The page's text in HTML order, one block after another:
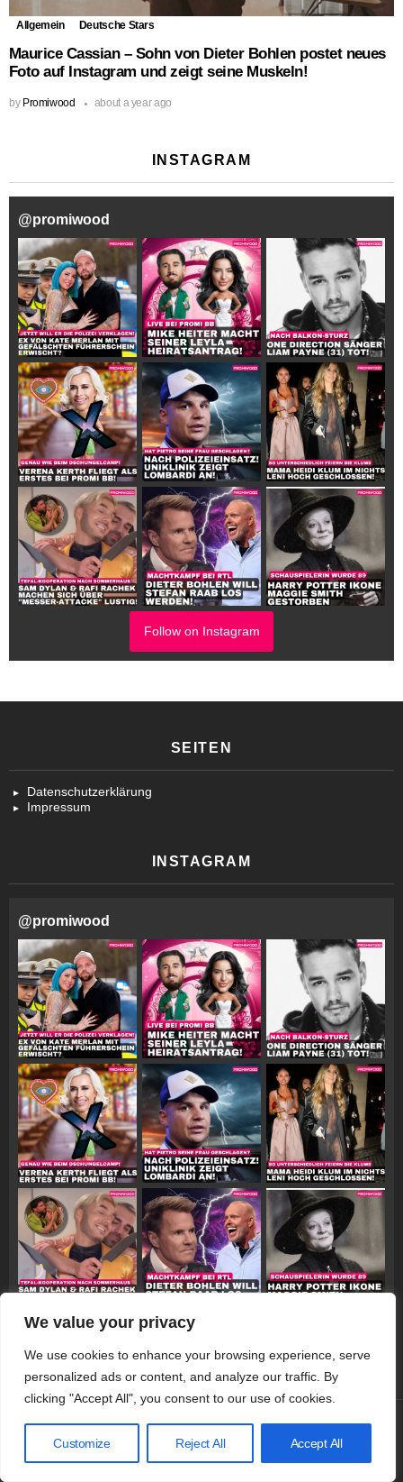
We value your privacy
We use cookies to enhance your browsing experience, serve
personalized ads or content, and analyze our traffic. By
clicking "Accept All", you consent to our use of cookies.
Customize Reject All Accept All
Allgemein Deutsche Stars
Maurice Cassian – Sohn von Dieter Bohlen postet neues
Foto auf Instagram und zeigt seine Muskeln!
by Promiwood about a year ago
INSTAGRAM
@promiwood
Follow on Instagram
SEITEN
Datenschutzerklärung
Impressum
INSTAGRAM
@promiwood
Follow on Instagram
Datenschutzerklärung Impressum